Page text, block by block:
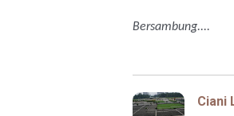
Bersambung....
Ciani